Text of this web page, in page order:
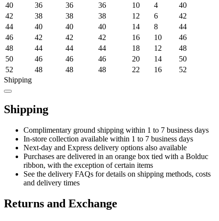
40
36 36 36 10 4
40
42
38 38 38 12 6
42
44
40 40 40 14 8
44
46
42 42 42 16 10
46
48
44 44 44 18 12
48
50
46 46 46 20 14
50
52
48 48 48 22 16
52
Shipping
Shipping
Complimentary ground shipping within 1 to 7 business days
In-store collection available within 1 to 7 business days
Next-day and Express delivery options also available
Purchases are delivered in an orange box tied with a Bolduc
ribbon, with the exception of certain items
See the delivery FAQs for details on shipping methods, costs
and delivery times
Returns and Exchange